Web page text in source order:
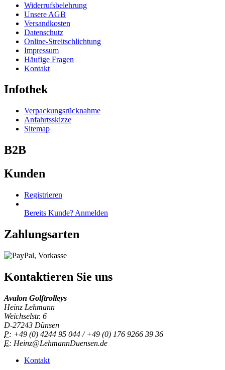
Widerrufsbelehrung
Unsere AGB
Versandkosten
Datenschutz
Online-Streitschlichtung
Impressum
Häufige Fragen
Kontakt
Infothek
Verpackungsrücknahme
Anfahrtsskizze
Sitemap
B2B
Kunden
Registrieren
Bereits Kunde? Anmelden
Zahlungsarten
Kontaktieren Sie uns
Avalon Golftrolleys
Heinz Lehmann
Weichselstr. 6
D-27243 Dünsen
P: +49 (0) 4244 95 044 / +49 (0) 176 9266 39 36
E: Heinz@LehmannDuensen.de
Kontakt